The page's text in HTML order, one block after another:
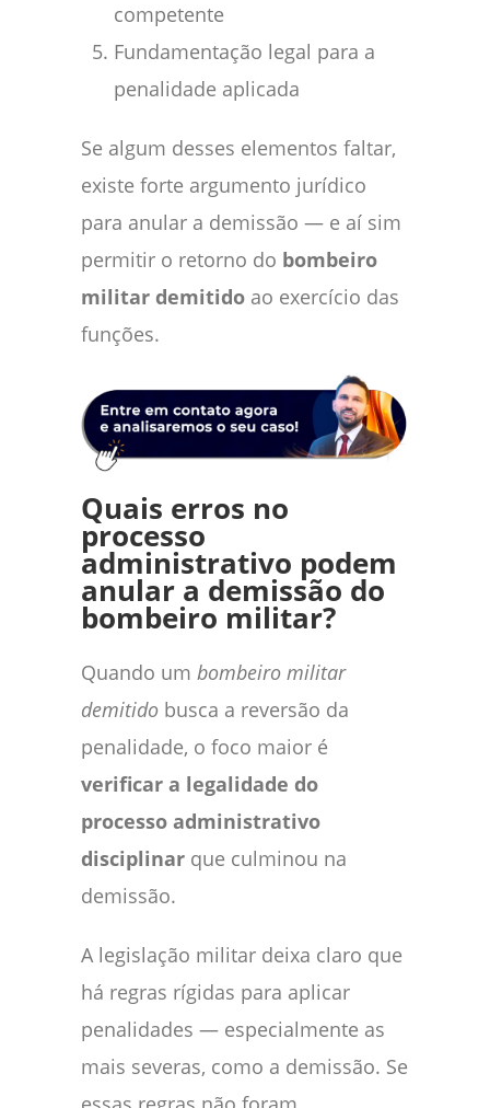
competente
Fundamentação legal para a
penalidade aplicada
Se algum desses elementos faltar,
existe forte argumento jurídico
para anular a demissão — e aí sim
permitir o retorno do bombeiro
militar demitido ao exercício das
funções.
Quais erros no
processo
administrativo podem
anular a demissão do
bombeiro militar?
Quando um bombeiro militar
demitido busca a reversão da
penalidade, o foco maior é
verificar a legalidade do
processo administrativo
disciplinar que culminou na
demissão.
A legislação militar deixa claro que
há regras rígidas para aplicar
penalidades — especialmente as
mais severas, como a demissão. Se